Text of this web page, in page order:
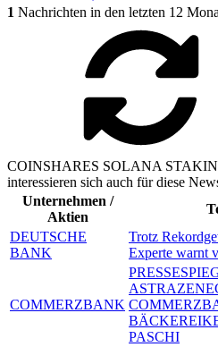
1 Nachrichten in den letzten 12
COINSHARES SOLANA
interessieren sich auch für diese
Unternehmen /
Aktien
DEUTSCHE
BANK
Trotz
Experte warnt
COMMERZBANK
PASCHI